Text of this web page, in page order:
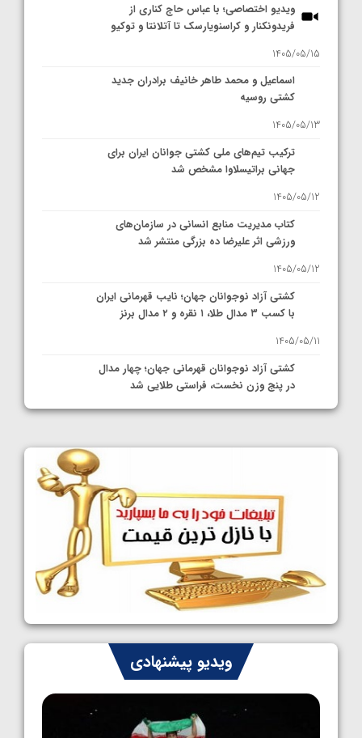
ویدیو اختصاصی؛ با عباس حاج کناری از
فریدونکنار و کراسنویارسک تا آتلانتا و توکیو
1405/05/15
اسماعیل و محمد طاهر خانیف برادران جدید
کشتی روسیه
1405/05/13
ترکیب تیم‌های ملی کشتی جوانان ایران برای
جهانی براتیسلاوا مشخص شد
1405/05/12
کتاب مدیریت منابع انسانی در سازمان‌های
ورزشی اثر علیرضا ده بزرگی منتشر شد
1405/05/12
کشتی آزاد نوجوانان جهان؛ نایب قهرمانی ایران
با کسب ۳ مدال طلا، ۱ نقره و ۲ مدال برنز
1405/05/11
کشتی آزاد نوجوانان قهرمانی جهان؛ چهار مدال
در پنج وزن نخست، فراستی طلایی شد
1405/05/11
کشتی آزاد نوجوانان جهان؛ رقبای نمایندگان
ایران مشخص شدند
1405/05/08
کشتی فرنگی نوجوانان جهان؛ سکوی تیمی
سوم برای ایران
1405/05/07
ایران چشم به راه چهار مدال در پنج وزن دوم
کشتی فرنگی نوجوانان جهان
1405/05/06
ویدیو پیشنهادی